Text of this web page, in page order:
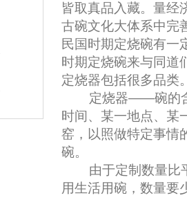
皆取真品入藏。量经
古碗文化大体系中完
民国时期定烧碗有一
时期定烧碗来与同道
定烧器包括很多品类
定烧器——碗的含
时间、某一地点、某
窑，以照做特定事情
碗。
由于定制数量比平
用生活用碗，数量要